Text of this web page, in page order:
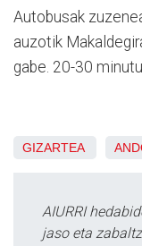
Autobusak
auzotik
gabe. 20-30
GIZARTEA
AIURRI
jaso eta